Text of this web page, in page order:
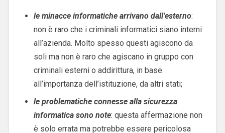
le minacce informatiche arrivano dall’esterno:
non è raro che i criminali informatici siano interni
all’azienda. Molto spesso questi agiscono da
soli ma non è raro che agiscano in gruppo con
criminali esterni o addirittura, in base
all’importanza dell’istituzione, da altri stati;
le problematiche connesse alla sicurezza
informatica sono note: questa affermazione non
è solo errata ma potrebbe essere pericolosa